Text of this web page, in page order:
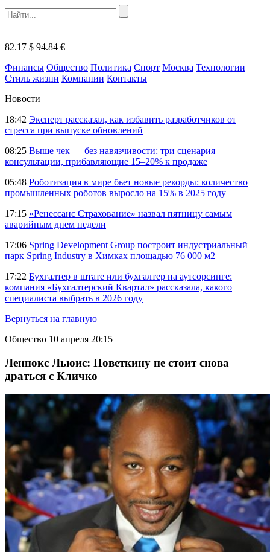
82.17 $ 94.84 €
Финансы Общество Политика Спорт Москва Технологии
Стиль жизни Компании Контакты
Новости
18:42 Эксперт рассказал, как избавить разработчиков от
стресса при выпуске обновлений
08:25 Выше чек — без навязчивости: три сценария
консультации, прибавляющие 15–20% к продаже
05:48 Роботизация в мире бьет новые рекорды: количество
промышленных роботов выросло на 15% в 2025 году
17:15 «Ренессанс Страхование» назвал пятницу самым
аварийным днем недели
17:06 Spring Development Group построит индустриальный
парк Spring Industry в Химках площадью 76 000 м2
17:22 Бухгалтер в штате или бухгалтер на аутсорсинге:
компания «Бухгалтерский Квартал» рассказала, какого
специалиста выбрать в 2026 году
Вернуться на главную
Общество 10 апреля 20:15
Леннокс Льюис: Поветкину не стоит снова
драться с Кличко